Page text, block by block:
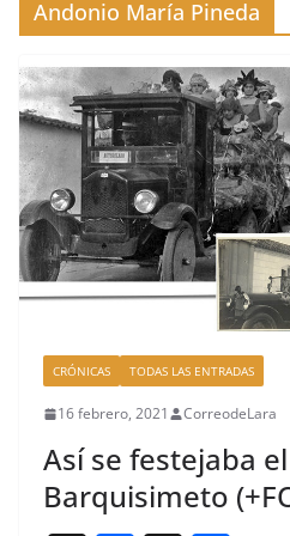
Andonio María Pineda
CRÓNICAS TODAS LAS ENTRADAS
16 febrero, 2021 CorreodeLara
Así se festejaba
Barquisimeto